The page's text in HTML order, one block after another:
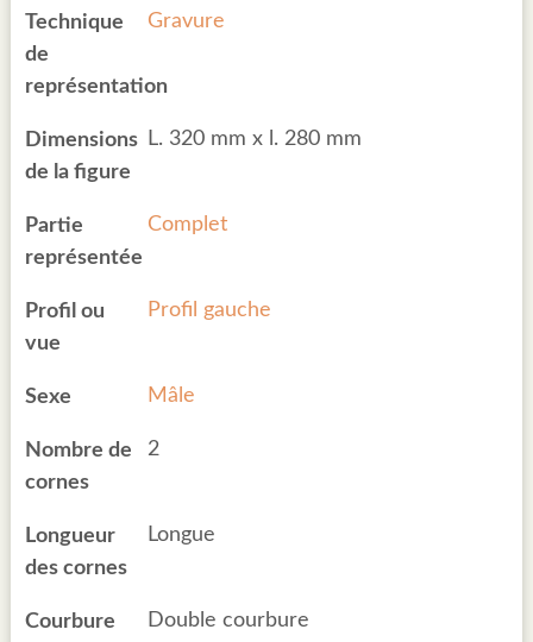
Technique
de
représentation
Gravure
Dimensions
de la figure
L. 320 mm x l. 280 mm
Partie
représentée
Complet
Profil ou
vue
Profil gauche
Sexe Mâle
Nombre de
cornes
2
Longueur
des cornes
Longue
Courbure
Double courbure